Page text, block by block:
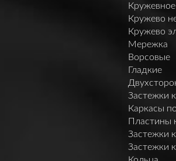
Кружево
Кружево
Мережка
Ворсовые
Гладкие
Застежки
Каркасы
Пластины
Застежки
Застежки